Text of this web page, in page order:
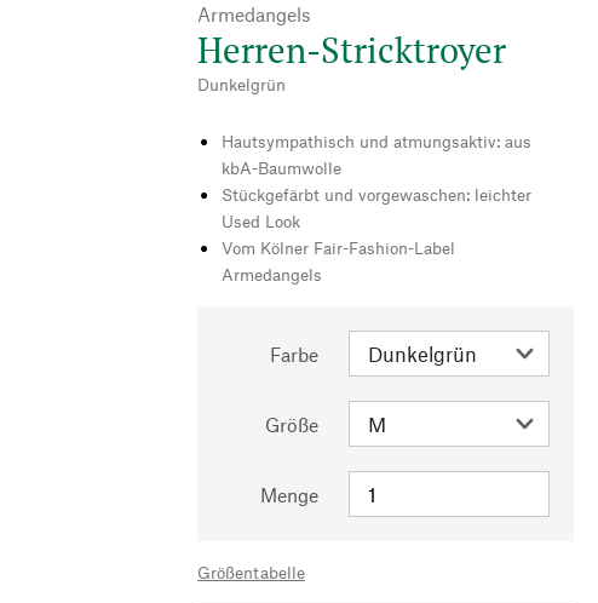
Armedangels
Herren-Stricktroyer
Dunkelgrün
Hautsympathisch und atmungsaktiv: aus
kbA-Baumwolle
Stückgefärbt und vorgewaschen: leichter
Used Look
Vom Kölner Fair-Fashion-Label
Armedangels
Farbe
Größe
Menge
Größentabelle